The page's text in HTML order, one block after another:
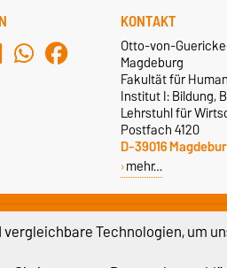
KONTAKT
Otto-von-
Magdeburg
Fakultät für
Institut I: Bildung,
Lehrstuhl für
Postfach 4120
D-39016
mehr…
Technologien, um